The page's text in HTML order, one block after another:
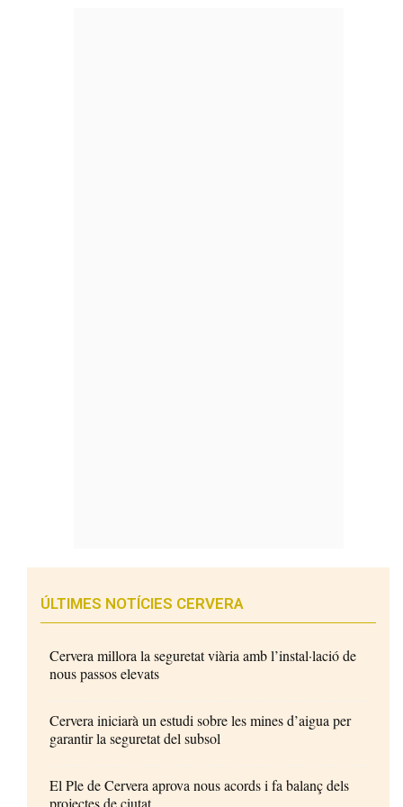
ÚLTIMES NOTÍCIES CERVERA
Cervera millora la seguretat viària amb l’instal·lació de
nous passos elevats
Cervera iniciarà un estudi sobre les mines d’aigua per
garantir la seguretat del subsol
El Ple de Cervera aprova nous acords i fa balanç dels
projectes de ciutat